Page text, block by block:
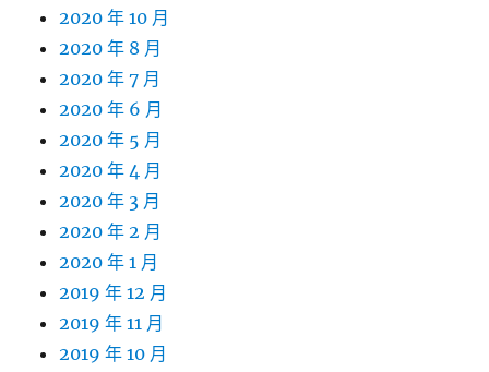
2020 年 10 月
2020 年 8 月
2020 年 7 月
2020 年 6 月
2020 年 5 月
2020 年 4 月
2020 年 3 月
2020 年 2 月
2020 年 1 月
2019 年 12 月
2019 年 11 月
2019 年 10 月